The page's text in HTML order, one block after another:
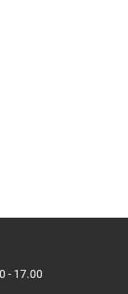
- 17.00